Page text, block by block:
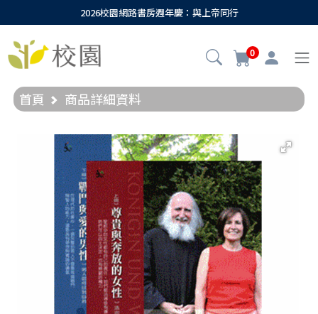
2026校園網路書房週年慶：與上帝同行
0
首頁 商品詳細資料